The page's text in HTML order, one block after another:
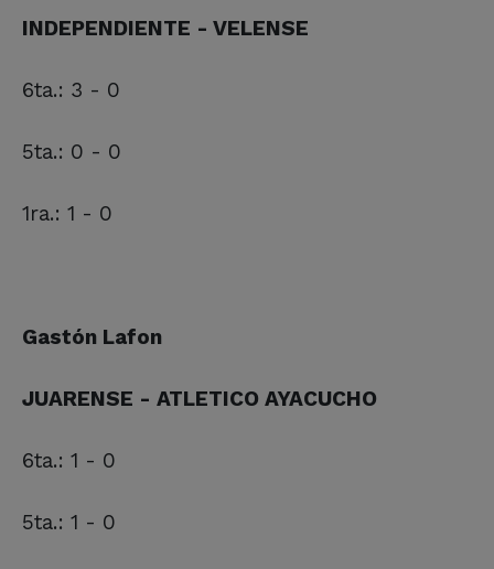
INDEPENDIENTE - VELENSE
6ta.: 3 - 0
5ta.: 0 - 0
1ra.: 1 - 0
Gastón Lafon
JUARENSE - ATLETICO AYACUCHO
6ta.: 1 - 0
5ta.: 1 - 0